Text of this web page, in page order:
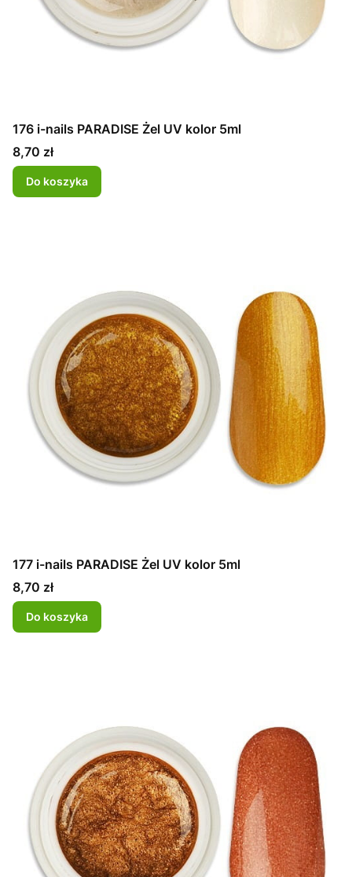
176 i-nails PARADISE Żel UV kolor 5ml
Cena
8,70 zł
Do koszyka
177 i-nails PARADISE Żel UV kolor 5ml
Cena
8,70 zł
Do koszyka